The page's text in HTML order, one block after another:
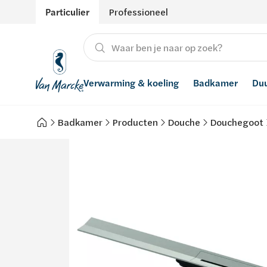
Particulier Professioneel
Verwarming & koeling
Verwarming
Badkamer
Producten
Inspiratie
Hernieuwbare energie
Smart Home
Waterontharders
Badkamer Producten Douche Douchegoot